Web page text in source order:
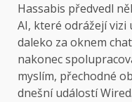
Hassabis předvedl
AI, které odrážejí vizi
daleko za oknem
nakonec
myslím, přechodné
dnešní událostí Wired.